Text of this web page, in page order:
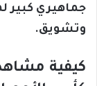
جماهيري كبير
وتشويق.
كيفية